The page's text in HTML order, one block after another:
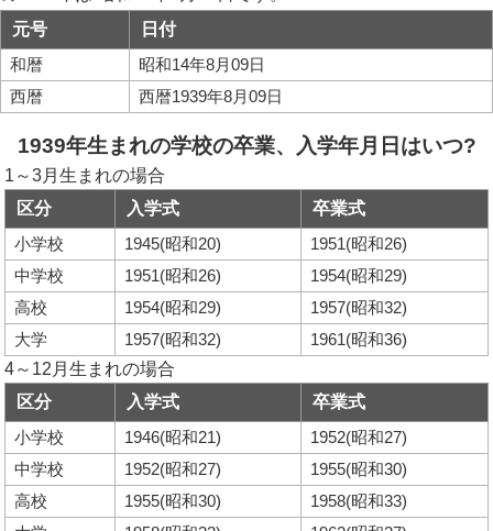
元号
日付
和暦
昭和14年8月09日
西暦
西暦1939年8月09日
1939年生まれの学校の卒業、入学年月日はいつ?
1～3月生まれの場合
区分
入学式
卒業式
小学校
1945(昭和20)
1951(昭和26)
中学校
1951(昭和26)
1954(昭和29)
高校
1954(昭和29)
1957(昭和32)
大学
1957(昭和32)
1961(昭和36)
4～12月生まれの場合
区分
入学式
卒業式
小学校
1946(昭和21)
1952(昭和27)
中学校
1952(昭和27)
1955(昭和30)
高校
1955(昭和30)
1958(昭和33)